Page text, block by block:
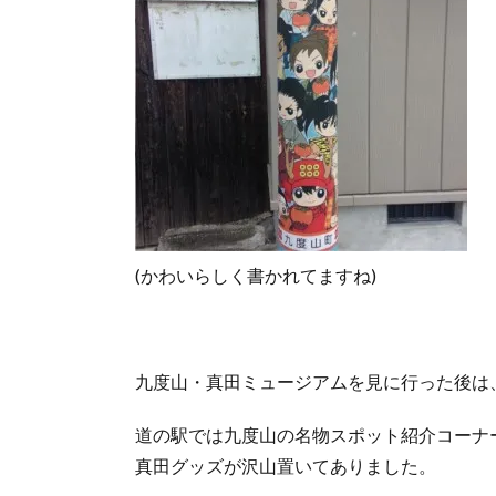
(かわいらしく書かれてますね)
九度山・真田ミュージアムを見に行った後は、
道の駅では九度山の名物スポット紹介コーナ
真田グッズが沢山置いてありました。